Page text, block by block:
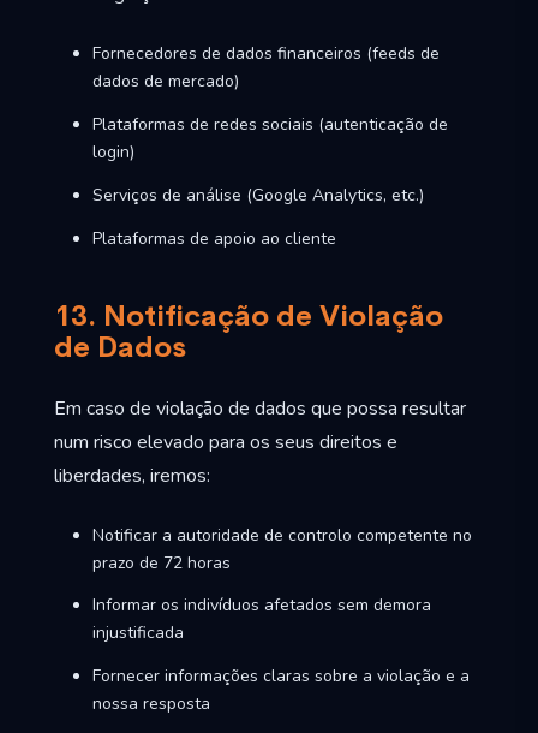
Fornecedores de dados financeiros (feeds de
dados de mercado)
Plataformas de redes sociais (autenticação de
login)
Serviços de análise (Google Analytics, etc.)
Plataformas de apoio ao cliente
13. Notificação de Violação
de Dados
Em caso de violação de dados que possa resultar
num risco elevado para os seus direitos e
liberdades, iremos:
Notificar a autoridade de controlo competente no
prazo de 72 horas
Informar os indivíduos afetados sem demora
injustificada
Fornecer informações claras sobre a violação e a
nossa resposta